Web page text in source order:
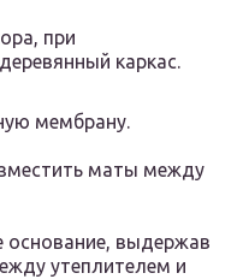
при
каркас.
мембрану.
маты между
основание, выдержав
утеплителем и